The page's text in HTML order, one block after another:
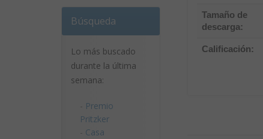
Búsqueda
Lo más buscado
durante la última
semana:
- Premio
Pritzker
- Casa
Tamaño de
descarga:
Calificación: